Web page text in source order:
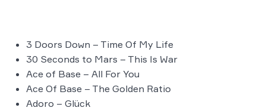
3 Doors Down – Time Of My Life
30 Seconds to Mars – This Is War
Ace of Base – All For You
Ace Of Base – The Golden Ratio
Adoro – Glück